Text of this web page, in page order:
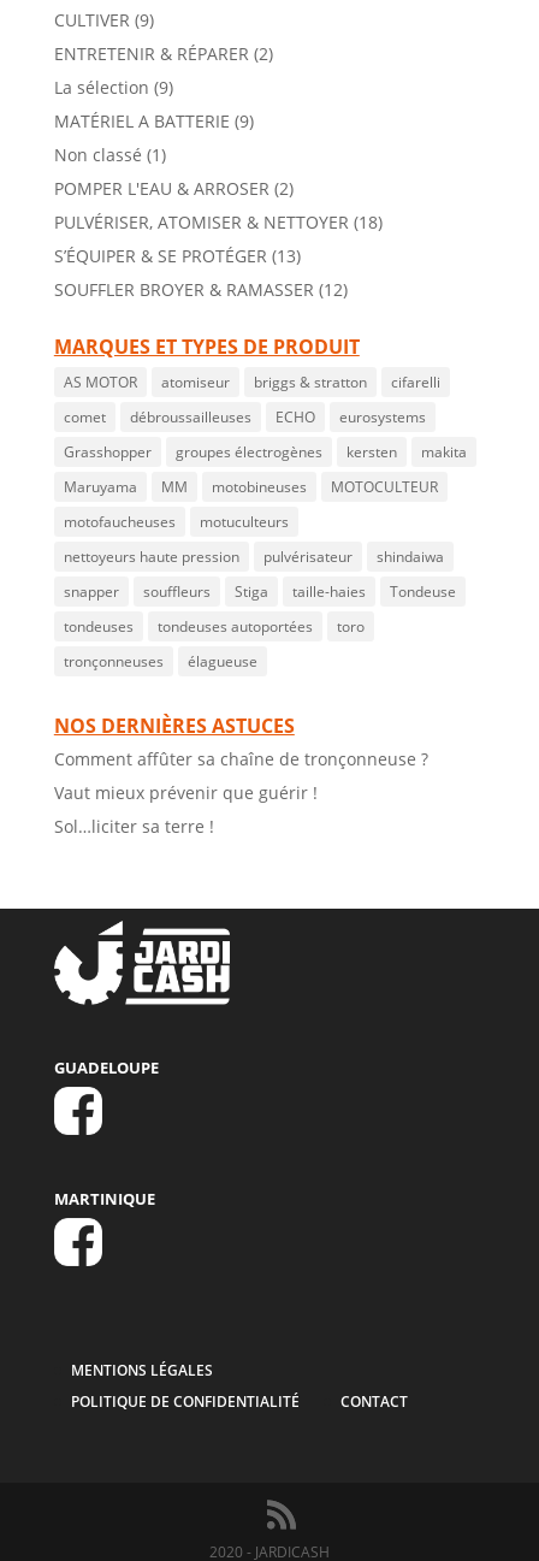
CULTIVER (9)
ENTRETENIR & RÉPARER (2)
La sélection (9)
MATÉRIEL A BATTERIE (9)
Non classé (1)
POMPER L'EAU & ARROSER (2)
PULVÉRISER, ATOMISER & NETTOYER (18)
S’ÉQUIPER & SE PROTÉGER (13)
SOUFFLER BROYER & RAMASSER (12)
MARQUES ET TYPES DE PRODUIT
AS MOTOR atomiseur briggs & stratton
cifarelli
comet
débroussailleuses ECHO
eurosystems
Grasshopper
groupes électrogènes kersten
makita
Maruyama
MM motobineuses
MOTOCULTEUR
motofaucheuses
motuculteurs
nettoyeurs haute pression
pulvérisateur
shindaiwa
snapper
souffleurs Stiga taille-haies
Tondeuse
tondeuses
tondeuses autoportées
toro
tronçonneuses
élagueuse
NOS DERNIÈRES ASTUCES
Comment affûter sa chaîne de tronçonneuse ?
Vaut mieux prévenir que guérir !
Sol…liciter sa terre !
GUADELOUPE
MARTINIQUE
MENTIONS LÉGALES
POLITIQUE DE CONFIDENTIALITÉ
CONTACT
2020 - JARDICASH